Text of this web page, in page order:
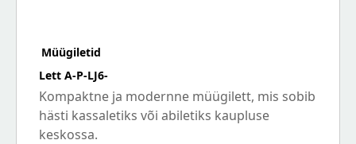
Müügiletid
Lett A-P-LJ6-
Kompaktne ja modernne müügilett, mis sobib
hästi kassaletiks või abiletiks kaupluse
keskossa.